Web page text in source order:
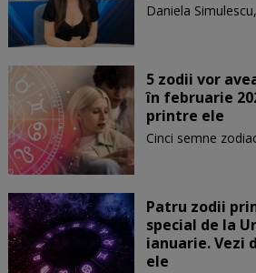
Daniela
5 zodii vor
în februarie
printre ele
Cinci semne
Patru zodii
special de la
ianuarie. Vezi
ele